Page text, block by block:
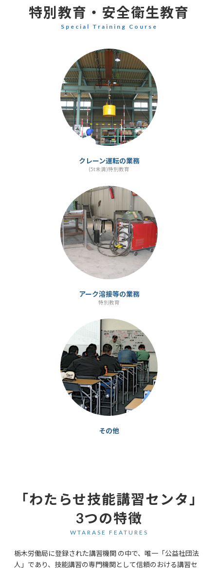
特別教育・安全衛生教育
Special Training Course
クレーン運転の業務
(5t未満)特別教育
アーク溶接等の業務
特別教育
その他
「わたらせ技能講習センタ」
3つの特徴
WTARASE FEATURES
栃木労働局に登録された講習機関 の中で、唯一「公益社団法
人」であり、技能講習の専門機関として信頼のおける講習セ